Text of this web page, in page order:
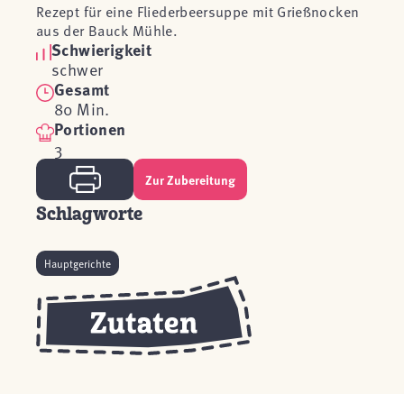
Rezept für eine Fliederbeersuppe mit Grießnocken
aus der Bauck Mühle.
Schwierigkeit
schwer
Gesamt
80 Min.
Portionen
3
Zur Zubereitung
Schlagworte
Hauptgerichte